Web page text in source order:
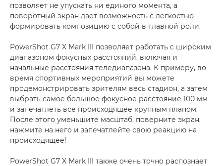
позволяет не упускать ни единого момента, а
поворотный экран дает возможность с легкостью
формировать композицию с собой в главной роли.
PowerShot G7 X Mark III позволяет работать с широким
диапазоном фокусных расстояний, включая и
начальные расстояния теледиапазона. К примеру, во
время спортивных мероприятий вы можете
продемонстрировать зрителям весь стадион, а затем
выбрать самое большое фокусное расстояние 100 мм
и запечатлеть все происходящее крупным планом.
После этого уменьшите масштаб, поверните экран,
нажмите на него и запечатлейте свою реакцию на
происходящее!
PowerShot G7 X Mark III также очень точно распознает